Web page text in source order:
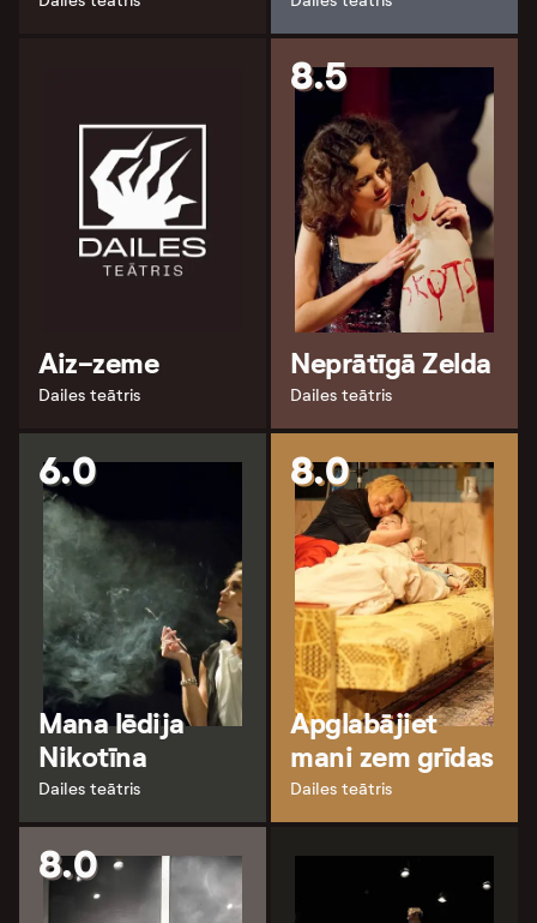
Aiz-zeme
Dailes teātris
8.5
Neprātīgā Zelda
Dailes teātris
6.0
Mana lēdija
Nikotīna
Dailes teātris
8.0
Apglabājiet
mani zem grīdas
Dailes teātris
8.0